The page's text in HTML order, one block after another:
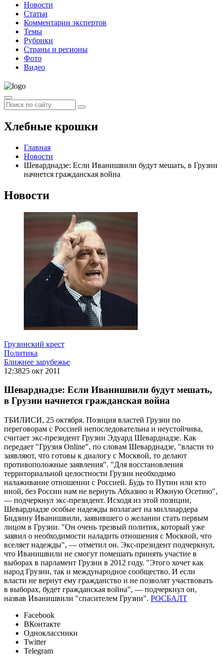
Новости
Статьи
Комментарии экспертов
Темы
Рубрики
Страны и регионы
Фото
Видео
Хлебные крошки
Главная
Новости
Шеварднадзе: Если Иванишвили будут мешать, в Грузии
начнется гражданская война
Новости
Грузинский крест
Политика
Ближнее зарубежье
12:3825 окт 2011
Шеварднадзе: Если Иванишвили будут мешать,
в Грузии начнется гражданская война
ТБИЛИСИ, 25 октября. Позиция властей Грузии по
переговорам с Россией непоследовательна и неустойчива,
считает экс-президент Грузии Эдуард Шеварднадзе. Как
передает "Грузия Online", по словам Шеварднадзе, "власти то
заявляют, что готовы к диалогу с Москвой, то делают
противоположные заявления". "Для восстановления
территориальной целостности Грузии необходимо
налаживание отношении с Россией. Будь то Путин или кто
иной, без России нам не вернуть Абхазию и Южную Осетию",
— подчеркнул экс-президент. Исходя из этой позиции,
Шеварднадзе особые надежды возлагает на миллиардера
Бидзину Иванишвили, заявившего о желании стать первым
лицом в Грузии. "Он очень трезвый политик, который уже
заявил о необходимости наладить отношения с Москвой, что
вселяет надежды", — отметил он. Экс-президент подчеркнул,
что Иванишвили не смогут помешать принять участие в
выборах в парламент Грузии в 2012 году. "Этого хочет как
народ Грузии, так и международное сообщество. И если
власти не вернут ему гражданство и не позволят участвовать
в выборах, будет гражданская война", — подчеркнул он,
назвав Иванишвили "спасителем Грузии". РОСБАЛТ
Facebook
ВКонтакте
Одноклассники
Twitter
Telegram